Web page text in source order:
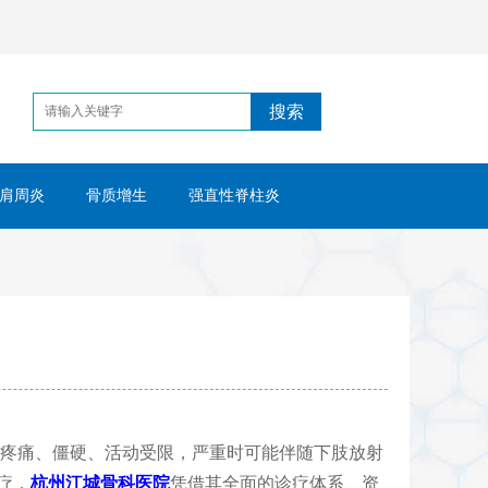
搜索
肩周炎 骨质增生 强直性脊柱炎
、僵硬、活动受限，严重时可能伴随下肢放射
， 杭州江城骨科医院凭借其全面的诊疗体系、资